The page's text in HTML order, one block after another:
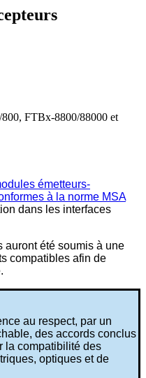
FTBx-8800/88000 et
émetteurs-
à la norme MSA
dans les interfaces
auront été soumis à une
compatibles afin de
au respect, par un
des accords conclus
la compatibilité des
optiques et de